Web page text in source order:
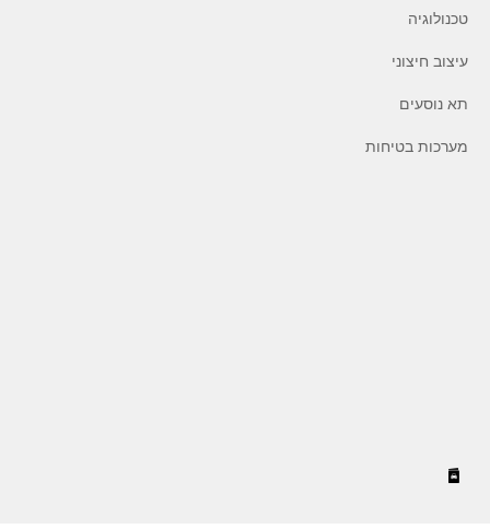
טכנולוגיה
עיצוב חיצוני
תא נוסעים
מערכות בטיחות